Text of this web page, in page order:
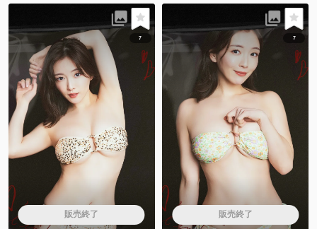
7
販売終了
7
販売終了